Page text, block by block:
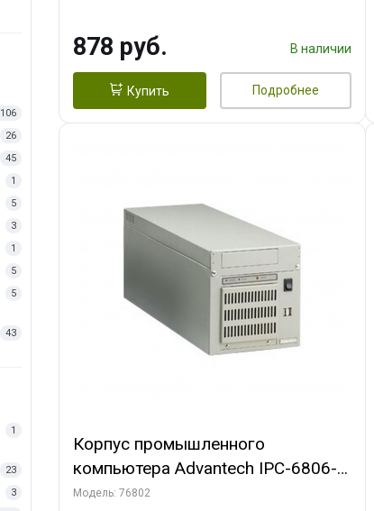
106
26
45
1
5
3
1
5
5
43
1
23
3
878 руб. В наличии
Купить Подробнее
Корпус промышленного
компьютера Advantech IPC-6806-
25F, 6 слотов, 250W PSU, Отсеки:
Модель: 76802